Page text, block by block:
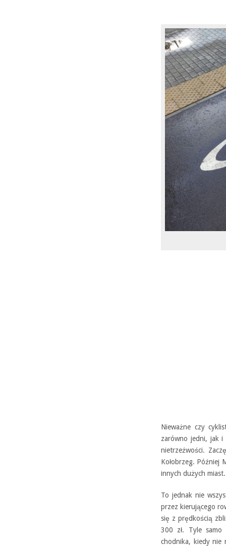
Nieważne czy
zarówno jedni, jak
nietrzeźwości.
Kołobrzeg. Później
innych dużych
To jednak nie
przez kierującego
się z prędkością
300 zł. Tyle samo
chodnika, kiedy nie